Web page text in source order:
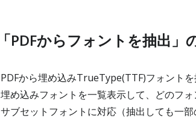
「PDFからフォントを抽出」
PDFから埋め込みTrueType(TTF)フォント
埋め込みフォントを一覧表示して、どのフ
サブセットフォントに対応（抽出しても一部